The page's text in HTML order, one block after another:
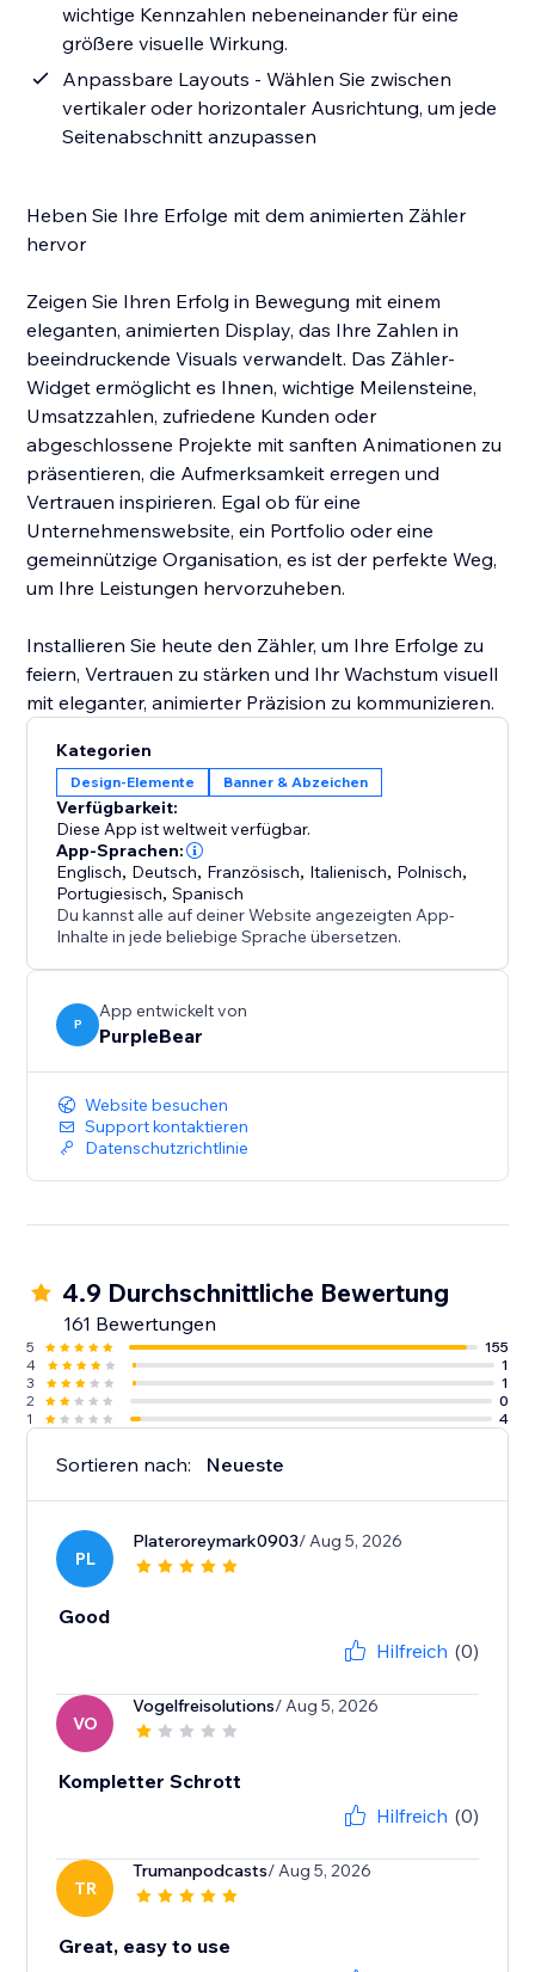
wichtige Kennzahlen nebeneinander für eine
größere visuelle Wirkung.
Anpassbare Layouts - Wählen Sie zwischen
vertikaler oder horizontaler Ausrichtung, um jede
Seitenabschnitt anzupassen
Heben Sie Ihre Erfolge mit dem animierten Zähler
hervor
Zeigen Sie Ihren Erfolg in Bewegung mit einem
eleganten, animierten Display, das Ihre Zahlen in
beeindruckende Visuals verwandelt. Das Zähler-
Widget ermöglicht es Ihnen, wichtige Meilensteine,
Umsatzzahlen, zufriedene Kunden oder
abgeschlossene Projekte mit sanften Animationen zu
präsentieren, die Aufmerksamkeit erregen und
Vertrauen inspirieren. Egal ob für eine
Unternehmenswebsite, ein Portfolio oder eine
gemeinnützige Organisation, es ist der perfekte Weg,
um Ihre Leistungen hervorzuheben.
Installieren Sie heute den Zähler, um Ihre Erfolge zu
feiern, Vertrauen zu stärken und Ihr Wachstum visuell
mit eleganter, animierter Präzision zu kommunizieren.
Kategorien
Design-Elemente Banner & Abzeichen
Verfügbarkeit:
Diese App ist weltweit verfügbar.
App-Sprachen:
Englisch, Deutsch, Französisch, Italienisch, Polnisch,
Portugiesisch,Spanisch
Du kannst alle auf deiner Website angezeigten App-
Inhalte in jede beliebige Sprache übersetzen.
P
App entwickelt von
PurpleBear
Website besuchen
Support kontaktieren
Datenschutzrichtlinie
4.9 Durchschnittliche Bewertung
161 Bewertungen
5
155
4
1
3
1
2
0
1
4
Sortieren nach: Neueste
PL
Plateroreymark0903/ Aug 5, 2026
Good
Hilfreich (0)
VO
Vogelfreisolutions/ Aug 5, 2026
Kompletter Schrott
Hilfreich (0)
TR
Trumanpodcasts/ Aug 5, 2026
Great, easy to use